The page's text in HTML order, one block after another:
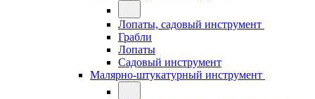
Лопаты, садовый инструмент
Грабли
Лопаты
Садовый инструмент
Малярно-штукатурный инструмент